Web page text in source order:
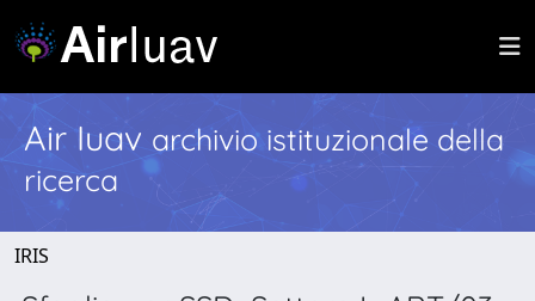
Air Iuav archivio istituzionale della
ricerca
IRIS